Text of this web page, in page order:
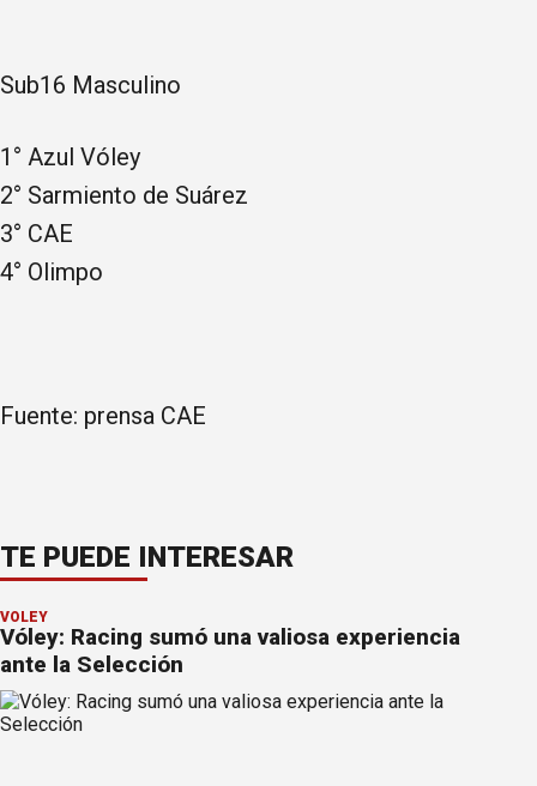
Sub16 Masculino
1° Azul Vóley
2° Sarmiento de Suárez
3° CAE
4° Olimpo
Fuente: prensa CAE
TE PUEDE INTERESAR
VÓLEY
Vóley: Racing sumó una valiosa experiencia
ante la Selección